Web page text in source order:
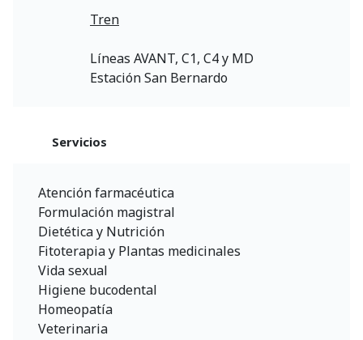
Tren
Líneas AVANT, C1, C4 y MD
Estación San Bernardo
Servicios
Atención farmacéutica
Formulación magistral
Dietética y Nutrición
Fitoterapia y Plantas medicinales
Vida sexual
Higiene bucodental
Homeopatía
Veterinaria